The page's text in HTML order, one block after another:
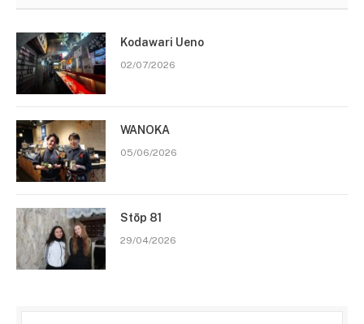
Kodawari Ueno
02/07/2026
WANOKA
05/06/2026
Stōp 81
29/04/2026